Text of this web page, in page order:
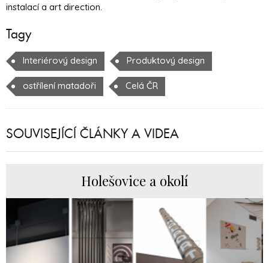
instalací a art direction.
Tagy
Interiérový design Produktový design
ostřílení matadoři Celá ČR
SOUVISEJÍCÍ ČLÁNKY A VIDEA
Holešovice a okolí